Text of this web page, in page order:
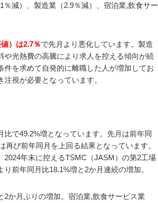
％減）、製造業（2.9％減）、宿泊業,飲食サー
）は2.7％で先月より悪化しています。製造
光熱費の高騰により求人を控える傾向が続
を求めて自発的に離職した人が増加してお
視が必要となっています。
比で49.2%増となっています。先月は前年同
び前年同月を上回る結果となっています。
年末に控えるTSMC（JASM）の第2工場
前年同月比18.1%増と2か月連続の増加。
か月ぶりの増加。宿泊業,飲食サービス業